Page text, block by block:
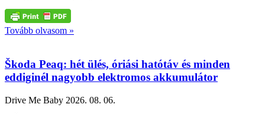
Tovább olvasom »
Škoda Peaq: hét ülés, óriási hatótáv és minden
eddiginél nagyobb elektromos akkumulátor
Drive Me Baby 2026. 08. 06.